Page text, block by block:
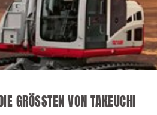
GRÖSSTEN VON TAKEUCHI